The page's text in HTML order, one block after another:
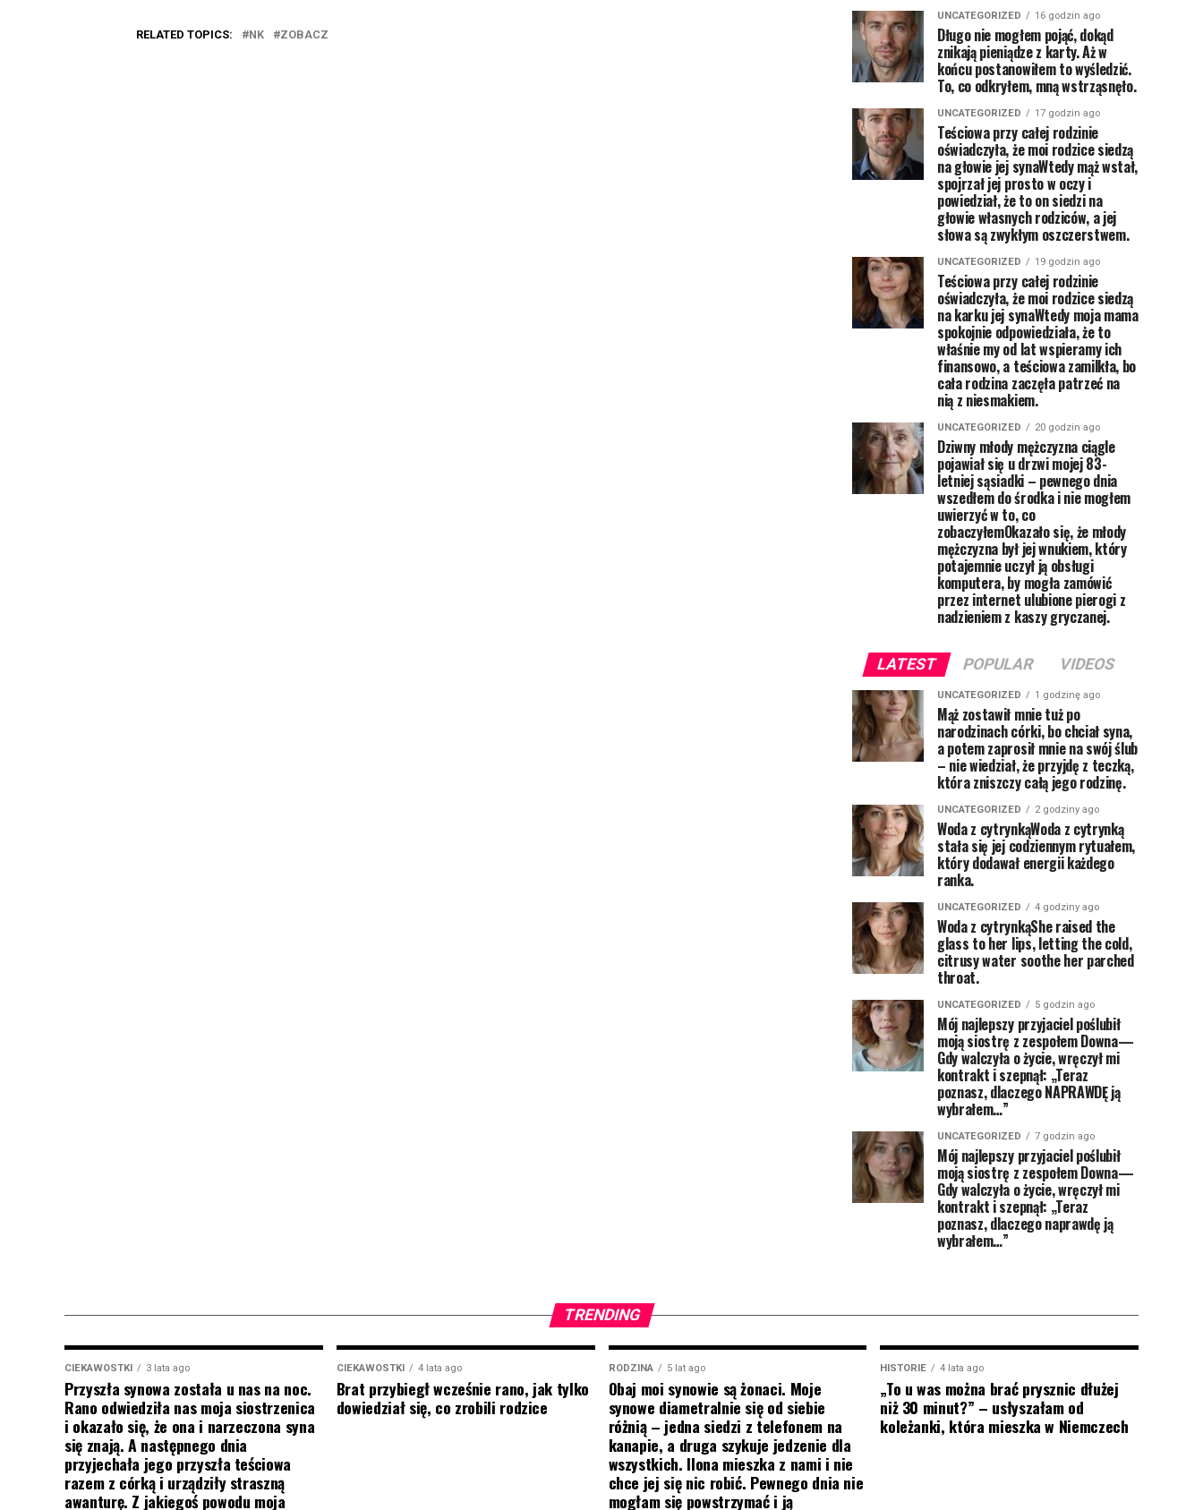
RELATED TOPICS: NK ZOBACZ
UNCATEGORIZED 16 godzin ago
Długo nie mogłem pojąć, dokąd
znikają pieniądze z karty. Aż w
końcu postanowiłem to wyśledzić.
To, co odkryłem, mną wstrząsnęło.
UNCATEGORIZED 17 godzin ago
Teściowa przy całej rodzinie
oświadczyła, że moi rodzice siedzą
na głowie jej synaWtedy mąż wstał,
spojrzał jej prosto w oczy i
powiedział, że to on siedzi na
głowie własnych rodziców, a jej
słowa są zwykłym oszczerstwem.
UNCATEGORIZED 19 godzin ago
Teściowa przy całej rodzinie
oświadczyła, że moi rodzice siedzą
na karku jej synaWtedy moja mama
spokojnie odpowiedziała, że to
właśnie my od lat wspieramy ich
finansowo, a teściowa zamilkła, bo
cała rodzina zaczęła patrzeć na
nią z niesmakiem.
UNCATEGORIZED 20 godzin ago
Dziwny młody mężczyzna ciągle
pojawiał się u drzwi mojej 83-
letniej sąsiadki – pewnego dnia
wszedłem do środka i nie mogłem
uwierzyć w to, co
zobaczyłemOkazało się, że młody
mężczyzna był jej wnukiem, który
potajemnie uczył ją obsługi
komputera, by mogła zamówić
przez internet ulubione pierogi z
nadzieniem z kaszy gryczanej.
LATEST POPULAR VIDEOS
UNCATEGORIZED 1 godzinę ago
Mąż zostawił mnie tuż po
narodzinach córki, bo chciał syna,
a potem zaprosił mnie na swój ślub
– nie wiedział, że przyjdę z teczką,
która zniszczy całą jego rodzinę.
UNCATEGORIZED 2 godziny ago
Woda z cytrynkąWoda z cytrynką
stała się jej codziennym rytuałem,
który dodawał energii każdego
ranka.
UNCATEGORIZED 4 godziny ago
Woda z cytrynkąShe raised the
glass to her lips, letting the cold,
citrusy water soothe her parched
throat.
UNCATEGORIZED 5 godzin ago
Mój najlepszy przyjaciel poślubił
moją siostrę z zespołem Downa—
Gdy walczyła o życie, wręczył mi
kontrakt i szepnął: „Teraz
poznasz, dlaczego NAPRAWDĘ ją
wybrałem…”
UNCATEGORIZED 7 godzin ago
Mój najlepszy przyjaciel poślubił
moją siostrę z zespołem Downa—
Gdy walczyła o życie, wręczył mi
kontrakt i szepnął: „Teraz
poznasz, dlaczego naprawdę ją
wybrałem…”
TRENDING
CIEKAWOSTKI 3 lata ago
Przyszła synowa została u nas na noc.
Rano odwiedziła nas moja siostrzenica
i okazało się, że ona i narzeczona syna
się znają. A następnego dnia
przyjechała jego przyszła teściowa
razem z córką i urządziły straszną
awanturę. Z jakiegoś powodu moja
CIEKAWOSTKI 4 lata ago
Brat przybiegł wcześnie rano, jak tylko
dowiedział się, co zrobili rodzice
RODZINA 5 lat ago
Obaj moi synowie są żonaci. Moje
synowe diametralnie się od siebie
różnią – jedna siedzi z telefonem na
kanapie, a druga szykuje jedzenie dla
wszystkich. Ilona mieszka z nami i nie
chce jej się nic robić. Pewnego dnia nie
mogłam się powstrzymać i ją
HISTORIE 4 lata ago
„To u was można brać prysznic dłużej
niż 30 minut?” – usłyszałam od
koleżanki, która mieszka w Niemczech